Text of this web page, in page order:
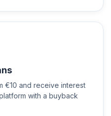
€10 and receive interest
with a buyback